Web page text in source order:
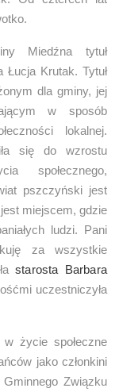
Miedźna tytuł
Łucja Krutak. Tytuł
dla gminy, jej
w sposób
lokalnej.
się do wzrostu
społecznego,
pszczyński jest
miejscem, gdzie
ludzi. Pani
za wszystkie
starosta Barbara
uczestniczyła
życie społeczne
jako członkini
Związku